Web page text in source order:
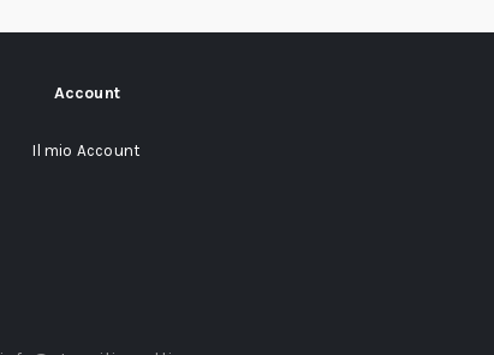
Account
Il mio Account